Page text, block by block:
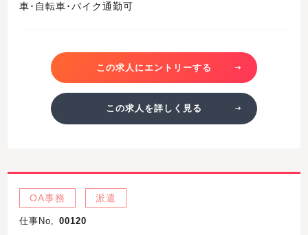
車･自転車･バイク通勤可
この求人にエントリーする
この求人を詳しく見る
OA事務 派遣
仕事No, 00120